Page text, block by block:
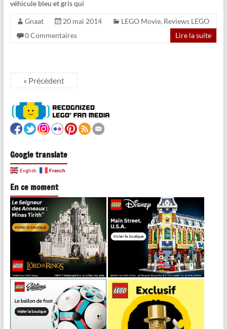
véhicule bleu et gris qui
Gnaat 20 mai 2014 LEGO Movie, Reviews LEGO
0 Commentaires
Lire la suite
« Précédent
Google translate
English French
En ce moment